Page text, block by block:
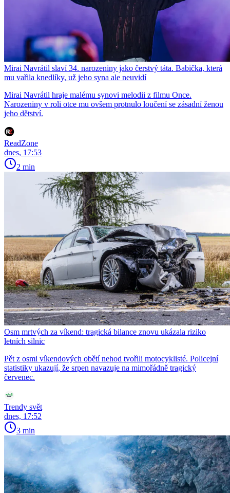
Mirai Navrátil slaví 34. narozeniny jako čerstvý táta. Babička, která
mu vařila knedlíky, už jeho syna ale neuvidí
Mirai Navrátil hraje malému synovi melodii z filmu Once.
Narozeniny v roli otce mu ovšem protnulo loučení se zásadní ženou
jeho dětství.
ReadZone
dnes, 17:53
2 min
Osm mrtvých za víkend: tragická bilance znovu ukázala riziko
letních silnic
Pět z osmi víkendových obětí nehod tvořili motocyklisté. Policejní
statistiky ukazují, že srpen navazuje na mimořádně tragický
červenec.
Trendy svět
dnes, 17:52
3 min